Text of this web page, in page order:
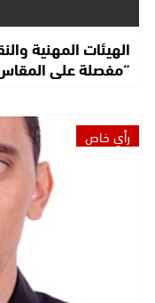
الهيئات المهنية
“مفصلة على
رأي خاص